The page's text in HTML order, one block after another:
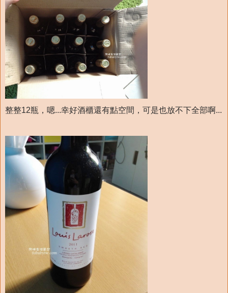
整整12瓶，嗯...幸好酒櫃還有點空間，可是也放不下全部啊...